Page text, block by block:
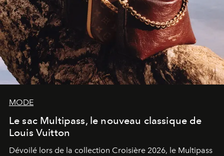
MODE
Le sac Multipass, le nouveau classique de
Louis Vuitton
Dévoilé lors de la collection Croisière 2026, le Multipass